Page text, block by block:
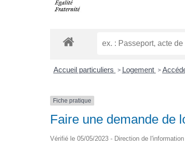
Accueil particuliers > Logement >
Fiche pratique
Faire une demande de
Vérifié le 05/05/2023 - Direction de